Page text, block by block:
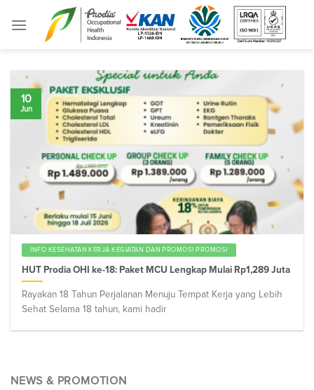
INFO KESEHATAN KERJA KEGIATAN DAN PROMOSI PROMOSI
HUT Prodia OHI ke-18: Paket MCU Lengkap Mulai Rp1,289 Juta
Rayakan 18 Tahun Perjalanan Menuju Tempat Kerja yang Lebih
Sehat Selama 18 tahun, kami hadir
10
Jun
NEWS & PROMOTION